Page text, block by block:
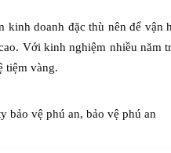
kinh doanh đặc thù nên để vận
Với kinh nghiệm nhiều năm
tiệm vàng.
bảo vệ phú an, bảo vệ phú an